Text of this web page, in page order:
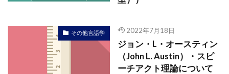
その他言語学 2022年7月18日
ジョン・L・オースティン
（John L. Austin）・スピ
ーチアクト理論について